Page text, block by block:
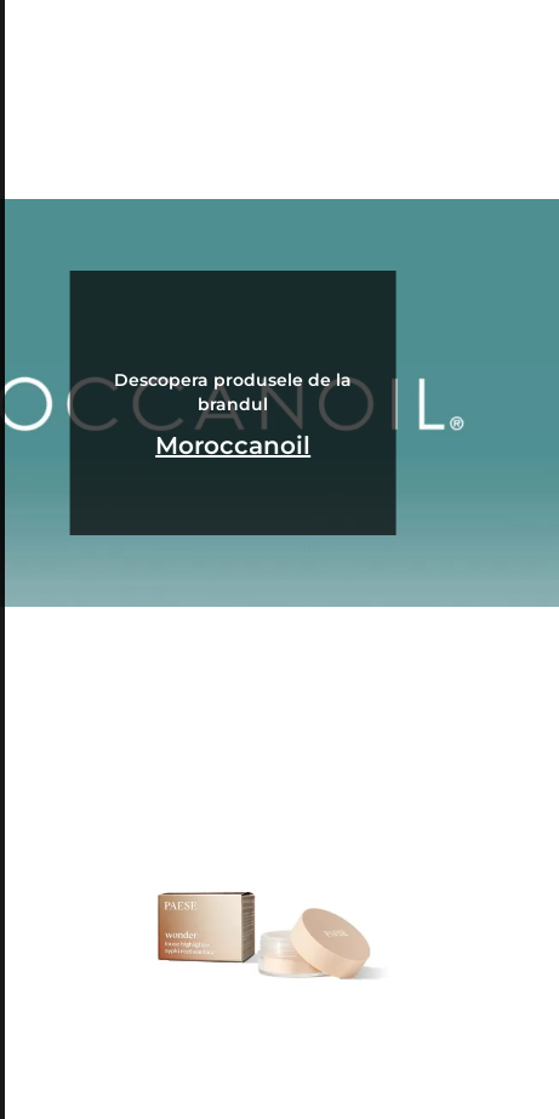
Descopera produsele de la
brandul
Moroccanoil